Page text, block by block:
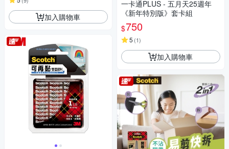
加入購物車
一卡通PLUS - 五月天25週年
《新年特別版》套卡組
$750
5 (1)
加入購物車